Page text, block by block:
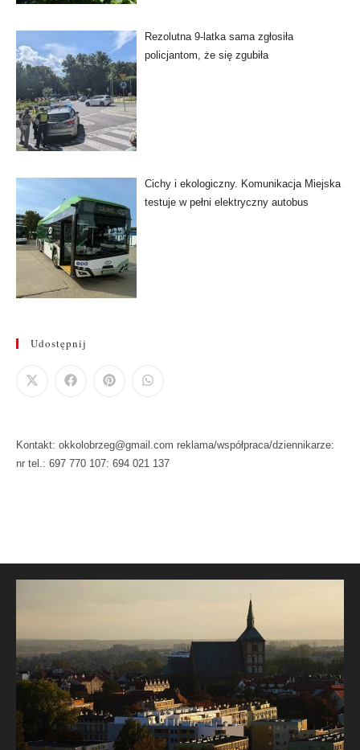
Rezolutna 9-latka sama zgłosiła
policjantom, że się zgubiła
Cichy i ekologiczny. Komunikacja Miejska
testuje w pełni elektryczny autobus
Udostępnij
Kontakt: okkolobrzeg@gmail.com reklama/współpraca/dziennikarze:
nr tel.: 697 770 107: 694 021 137